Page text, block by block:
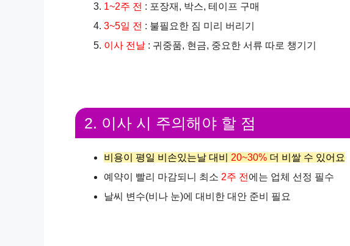
1~2주 전 : 포장재, 박스, 테이프 구매
3~5일 전 : 불필요한 짐 미리 버리기
이사 전날 : 귀중품, 현금, 중요한 서류 따로 챙기기
2. 이사 시 주의해야 할 점
비용이 평일 비손있는날 대비 20~30% 더 비쌀 수 있어요
예약이 빨리 마감되니 최소 2주 전 에는 업체 선정 필수
날씨 변수(비나 눈)에 대비한 대안 준비 필요